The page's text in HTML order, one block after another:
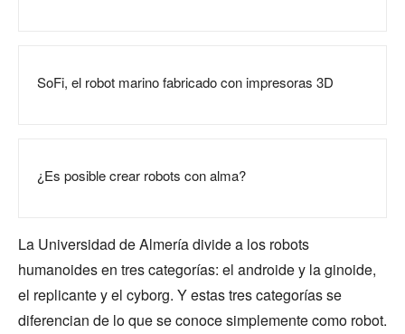
SoFi, el robot marino fabricado con impresoras 3D
¿Es posible crear robots con alma?
La Universidad de Almería divide a los robots
humanoides en tres categorías: el androide y la ginoide,
el replicante y el cyborg. Y estas tres categorías se
diferencian de lo que se conoce simplemente como robot.